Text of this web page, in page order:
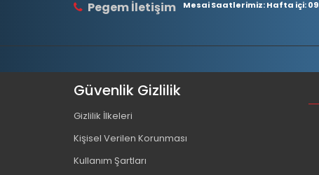
Pegem İletişim Mesai Saatlerimiz: Hafta içi:
Güvenlik Gizlilik
Gizlilik İlkeleri
Kişisel Verilen Korunması
Kullanım Şartları